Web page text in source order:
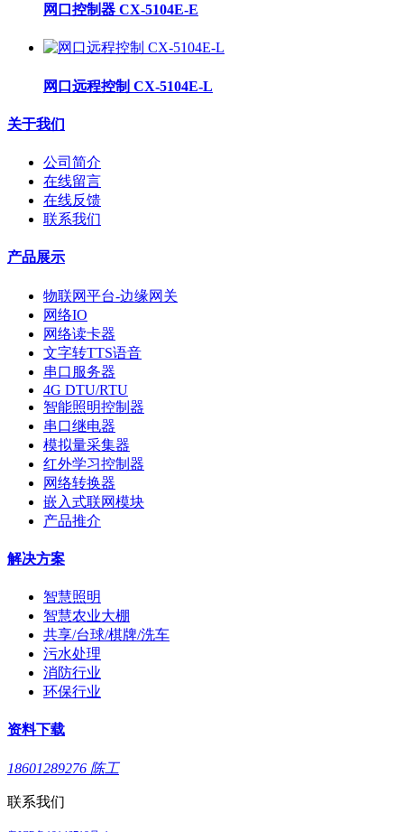
网口控制器 CX-5104E-E
网口远程控制 CX-5104E-L
关于我们
公司简介
在线留言
在线反馈
联系我们
产品展示
物联网平台-边缘网关
网络IO
网络读卡器
文字转TTS语音
串口服务器
4G DTU/RTU
智能照明控制器
串口继电器
模拟量采集器
红外学习控制器
网络转换器
嵌入式联网模块
产品推介
解决方案
智慧照明
智慧农业大棚
共享/台球/棋牌/洗车
污水处理
消防行业
环保行业
资料下载
18601289276 陈工
联系我们